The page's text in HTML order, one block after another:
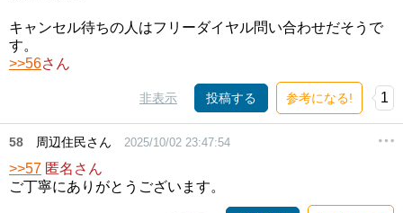
キャンセル待ちの人はフリーダイヤル問い合わせだそうで
す。
>>56さん
非表示 投稿する 参考になる! 1
58 周辺住民さん 2025/10/02 23:47:54
>>57 匿名さん
ご丁寧にありがとうございます。